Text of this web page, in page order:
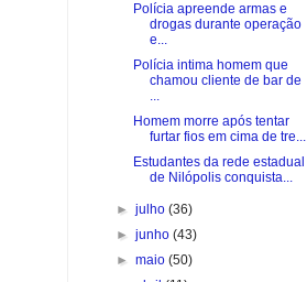
Polícia apreende armas e
drogas durante operação
e...
Polícia intima homem que
chamou cliente de bar de
...
Homem morre após tentar
furtar fios em cima de tre...
Estudantes da rede estadual
de Nilópolis conquista...
►julho(36)
►junho(43)
►maio(50)